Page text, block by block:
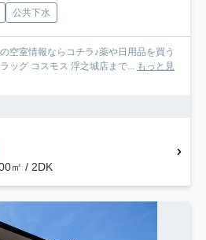
公共下水
空室情報ならコチラ♪薬や日用品を買う
ッグ コスモス 浮之城店まで...
もっと見
㎡ / 2DK